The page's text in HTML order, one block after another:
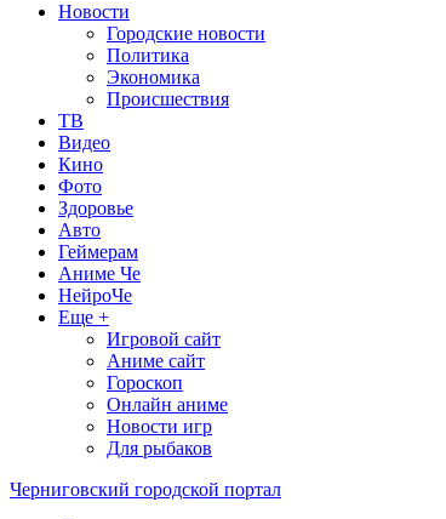
Новости
Городские новости
Политика
Экономика
Происшествия
ТВ
Видео
Кино
Фото
Здоровье
Авто
Геймерам
Аниме Че
НейроЧе
Еще +
Игровой сайт
Аниме сайт
Гороскоп
Онлайн аниме
Новости игр
Для рыбаков
Черниговский городской портал